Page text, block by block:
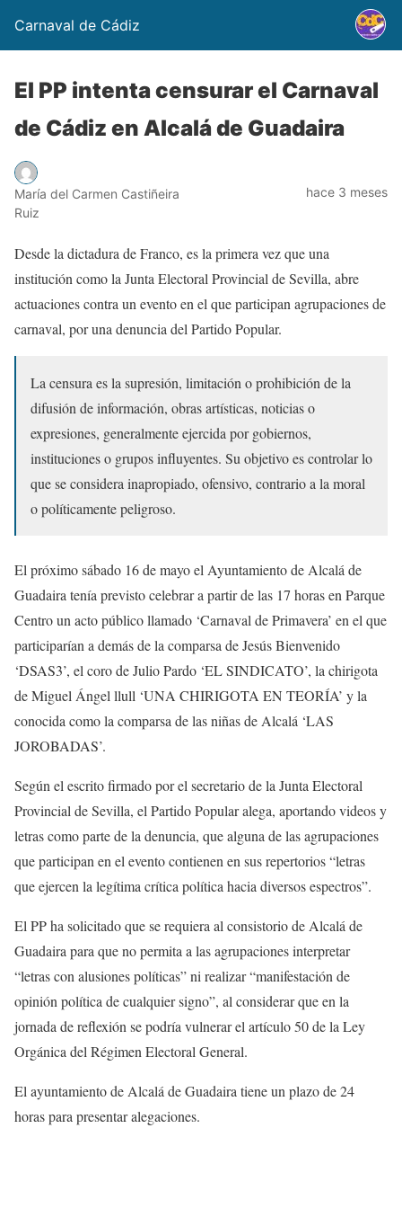
Carnaval de Cádiz
El PP intenta censurar el Carnaval
de Cádiz en Alcalá de Guadaira
María del Carmen Castiñeira
Ruiz
hace 3 meses
Desde la dictadura de Franco, es la primera vez que una
institución como la Junta Electoral Provincial de Sevilla, abre
actuaciones contra un evento en el que participan agrupaciones de
carnaval, por una denuncia del Partido Popular.
La censura es la supresión, limitación o prohibición de la
difusión de información, obras artísticas, noticias o
expresiones, generalmente ejercida por gobiernos,
instituciones o grupos influyentes. Su objetivo es controlar lo
que se considera inapropiado, ofensivo, contrario a la moral
o políticamente peligroso.
El próximo sábado 16 de mayo el Ayuntamiento de Alcalá de
Guadaira tenía previsto celebrar a partir de las 17 horas en Parque
Centro un acto público llamado ‘Carnaval de Primavera’ en el que
participarían a demás de la comparsa de Jesús Bienvenido
‘DSAS3’, el coro de Julio Pardo ‘EL SINDICATO’, la chirigota
de Miguel Ángel llull ‘UNA CHIRIGOTA EN TEORÍA’ y la
conocida como la comparsa de las niñas de Alcalá ‘LAS
JOROBADAS’.
Según el escrito firmado por el secretario de la Junta Electoral
Provincial de Sevilla, el Partido Popular alega, aportando videos y
letras como parte de la denuncia, que alguna de las agrupaciones
que participan en el evento contienen en sus repertorios “letras
que ejercen la legítima crítica política hacia diversos espectros”.
El PP ha solicitado que se requiera al consistorio de Alcalá de
Guadaira para que no permita a las agrupaciones interpretar
“letras con alusiones políticas” ni realizar “manifestación de
opinión política de cualquier signo”, al considerar que en la
jornada de reflexión se podría vulnerar el artículo 50 de la Ley
Orgánica del Régimen Electoral General.
El ayuntamiento de Alcalá de Guadaira tiene un plazo de 24
horas para presentar alegaciones.